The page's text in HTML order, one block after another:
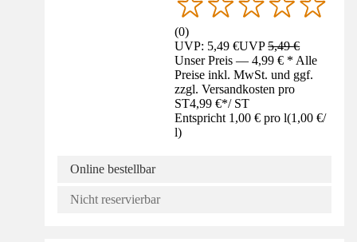
(0)
UVP: 5,49 €UVP5,49 €
Unser Preis — 4,99 € * Alle
Preise inkl. MwSt. und ggf.
zzgl. Versandkosten pro
ST4,99 €*/ ST
Entspricht 1,00 € pro l(1,00 €/
l)
Online bestellbar
Nicht reservierbar